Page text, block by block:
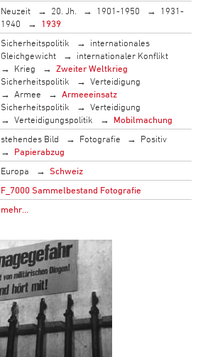
Neuzeit 20. Jh. 1901-1950
1931-
1940
1939
Sicherheitspolitik
internationales
Gleichgewicht
internationaler Konflikt
Krieg
Zweiter Weltkrieg
Sicherheitspolitik
Verteidigung
Armee
Armeeeinsatz
Sicherheitspolitik
Verteidigung
Verteidigungspolitik
Mobilmachung
stehendes Bild Fotografie
Positiv
Papierabzug
Europa
Schweiz
F_7000 Sammelbestand Fotografie
mehr…